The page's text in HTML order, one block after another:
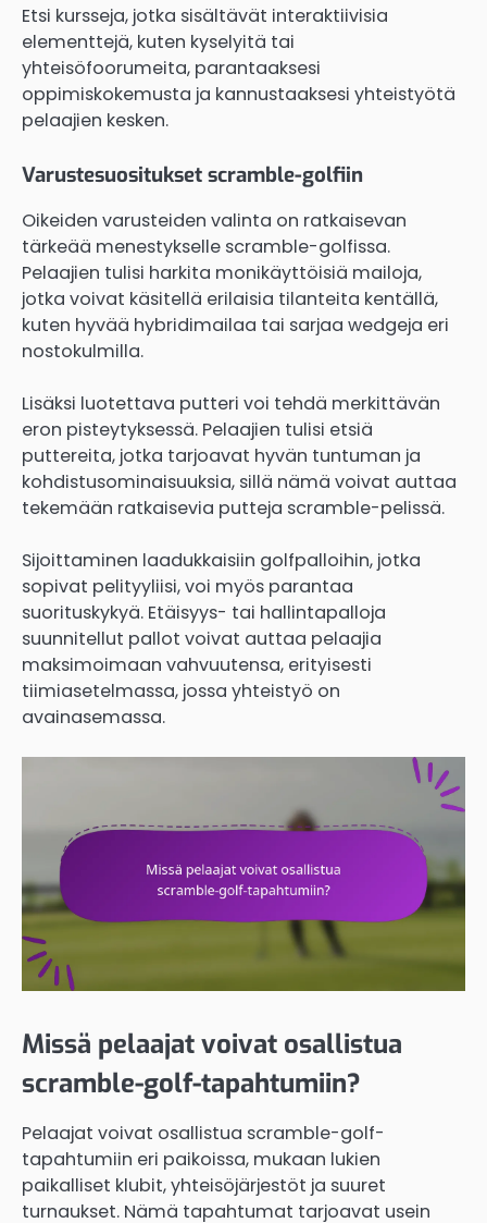
Etsi kursseja, jotka sisältävät interaktiivisia
elementtejä, kuten kyselyitä tai
yhteisöfoorumeita, parantaaksesi
oppimiskokemusta ja kannustaaksesi yhteistyötä
pelaajien kesken.
Varustesuositukset scramble-golfiin
Oikeiden varusteiden valinta on ratkaisevan
tärkeää menestykselle scramble-golfissa.
Pelaajien tulisi harkita monikäyttöisiä mailoja,
jotka voivat käsitellä erilaisia tilanteita kentällä,
kuten hyvää hybridimailaa tai sarjaa wedgeja eri
nostokulmilla.
Lisäksi luotettava putteri voi tehdä merkittävän
eron pisteytyksessä. Pelaajien tulisi etsiä
puttereita, jotka tarjoavat hyvän tuntuman ja
kohdistusominaisuuksia, sillä nämä voivat auttaa
tekemään ratkaisevia putteja scramble-pelissä.
Sijoittaminen laadukkaisiin golfpalloihin, jotka
sopivat pelityyliisi, voi myös parantaa
suorituskykyä. Etäisyys- tai hallintapalloja
suunnitellut pallot voivat auttaa pelaajia
maksimoimaan vahvuutensa, erityisesti
tiimiasetelmassa, jossa yhteistyö on
avainasemassa.
Missä pelaajat voivat osallistua
scramble-golf-tapahtumiin?
Pelaajat voivat osallistua scramble-golf-
tapahtumiin eri paikoissa, mukaan lukien
paikalliset klubit, yhteisöjärjestöt ja suuret
turnaukset. Nämä tapahtumat tarjoavat usein